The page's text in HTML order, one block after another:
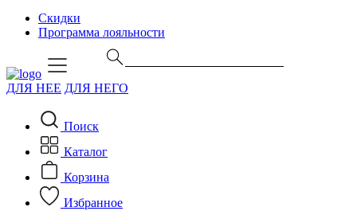
Скидки
Программа лояльности
ДЛЯ НЕЕ ДЛЯ НЕГО
Поиск
Каталог
Корзина
Избранное